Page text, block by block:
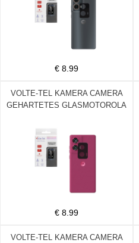
€ 8.99
VOLTE-TEL KAMERA CAMERA
GEHARTETES GLASMOTOROLA
9H 0.25mm 3D CURVED BLACK
€ 8.99
VOLTE-TEL KAMERA CAMERA